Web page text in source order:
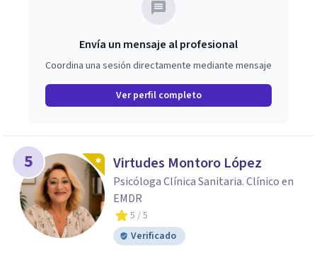
Envía un mensaje al profesional
Coordina una sesión directamente mediante mensaje
Ver perfil completo
5 Virtudes Montoro López
Psicóloga Clínica Sanitaria. Clínico en
EMDR
5 / 5
Verificado